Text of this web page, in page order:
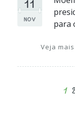
NOV
para
Veja mais
1